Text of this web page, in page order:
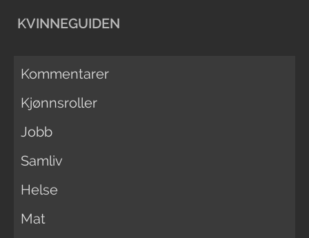
KVINNEGUIDEN
Kommentarer
Kjønnsroller
Jobb
Samliv
Helse
Mat